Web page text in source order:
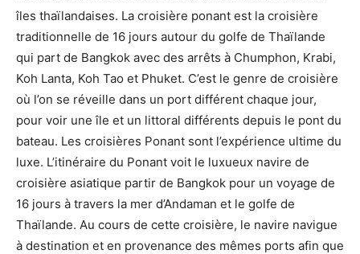
îles thaïlandaises. La croisière ponant est la croisière
traditionnelle de 16 jours autour du golfe de Thaïlande
qui part de Bangkok avec des arrêts à Chumphon, Krabi,
Koh Lanta, Koh Tao et Phuket. C’est le genre de croisière
où l’on se réveille dans un port différent chaque jour,
pour voir une île et un littoral différents depuis le pont du
bateau. Les croisières Ponant sont l’expérience ultime du
luxe. L’itinéraire du Ponant voit le luxueux navire de
croisière asiatique partir de Bangkok pour un voyage de
16 jours à travers la mer d’Andaman et le golfe de
Thaïlande. Au cours de cette croisière, le navire navigue
à destination et en provenance des mêmes ports afin que